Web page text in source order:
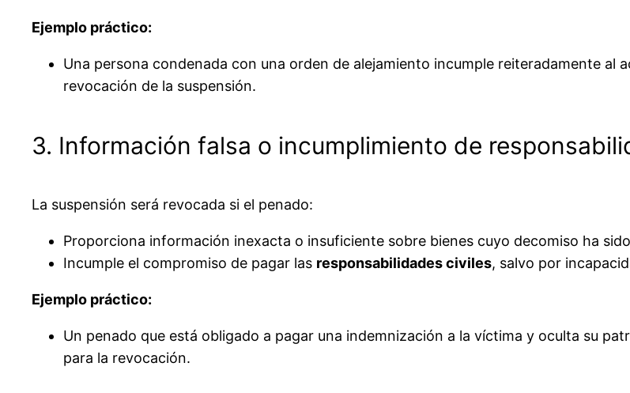
Ejemplo práctico:
Una persona condenada con una orden de alejamiento incumple reiteradamente al
revocación de la suspensión.
3. Información falsa o incumplimiento de
La suspensión será revocada si el penado:
Proporciona información inexacta o insuficiente sobre bienes cuyo decomiso ha
Incumple el compromiso de pagar las responsabilidades civiles, salvo por
Ejemplo práctico:
Un penado que está obligado a pagar una indemnización a la víctima y oculta su
para la revocación.